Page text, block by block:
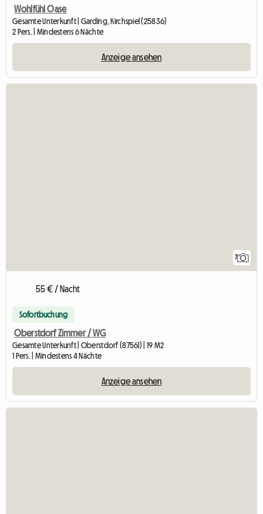
Wohlfühl Oase
Gesamte Unterkunft | Garding, Kirchspiel (25836)
2 Pers. | Mindestens 6 Nächte
Anzeige ansehen
7
55 € / Nacht
Sofortbuchung
Oberstdorf Zimmer / WG
Gesamte Unterkunft | Oberstdorf (87561) | 19 M2
1 Pers. | Mindestens 4 Nächte
Anzeige ansehen